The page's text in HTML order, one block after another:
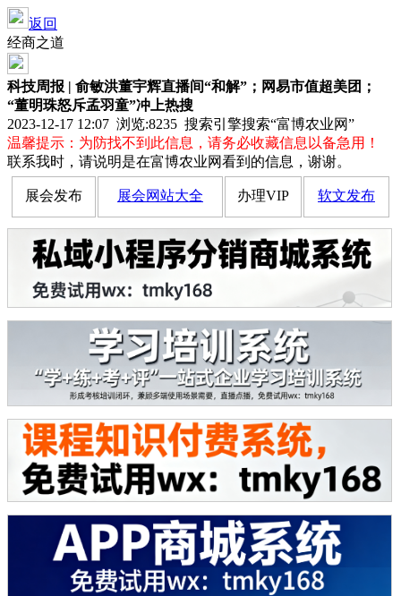
返回
经商之道
科技周报 | 俞敏洪董宇辉直播间“和解”；网易市值超美团；
“董明珠怒斥孟羽童”冲上热搜
2023-12-17 12:07 浏览:8235 搜索引擎搜索“富博农业网”
温馨提示：为防找不到此信息，请务必收藏信息以备急用！
联系我时，请说明是在富博农业网看到的信息，谢谢。
展会发布 展会网站大全 办理VIP 软文发布